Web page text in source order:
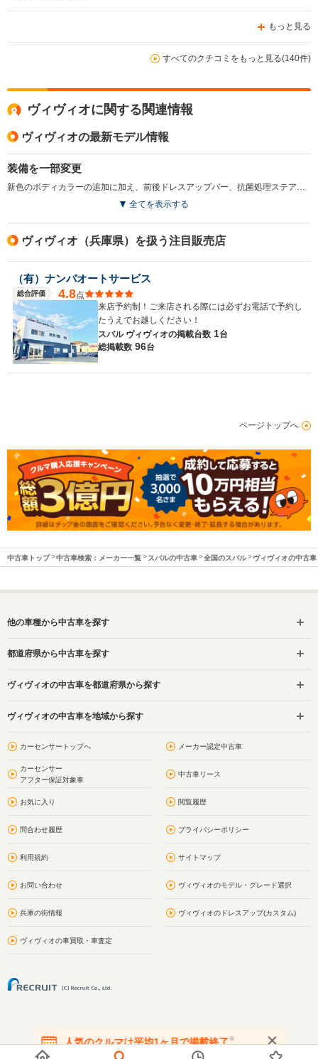
もっと見る
すべてのクチコミをもっと見る(140件)
ヴィヴィオに関する関連情報
ヴィヴィオの最新モデル情報
装備を一部変更
全てを表示する
ヴィヴィオ（兵庫県）を扱う注目販売店
（有）ナンバオートサービス
総合評価 4.8点
来店予約制！ご来店される際には必ずお電話で予約し
たうえでお越しください！
スバル ヴィヴィオの掲載台数 1台
総掲載数 96台
ページトップへ
中古車トップ 中古車検索：メーカー一覧 スバルの中古車 全国のスバル ヴィヴィオの中古車
他の車種から中古車を探す
都道府県から中古車を探す
ヴィヴィオの中古車を都道府県から探す
ヴィヴィオの中古車を地域から探す
カーセンサートップへ メーカー認定中古車
カーセンサー
アフター保証対象車
中古車リース
お気に入り 閲覧履歴
問合わせ履歴 プライバシーポリシー
利用規約 サイトマップ
お問い合わせ ヴィヴィオのモデル・グレード選択
兵庫の街情報 ヴィヴィオのドレスアップ(カスタム)
ヴィヴィオの車買取・車査定
人気のクルマは平均1ヶ月で掲載終了※
在庫が無くなる前にお問い合わせください